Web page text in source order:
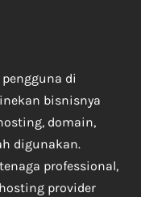
di
bisnisnya
domain,
digunakan.
professional,
provider